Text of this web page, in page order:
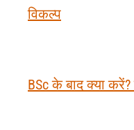
विकल्प
BSc के बाद क्या